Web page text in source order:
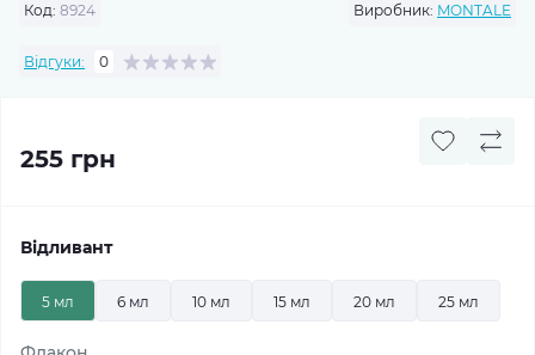
Код: 8924 Виробник: MONTALE
Відгуки: 0
255 грн
Відливант
5 мл 6 мл 10 мл 15 мл 20 мл 25 мл